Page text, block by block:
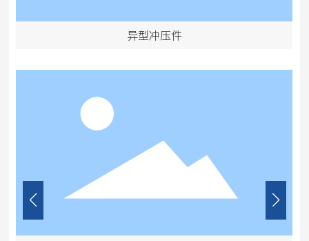
异型冲压件